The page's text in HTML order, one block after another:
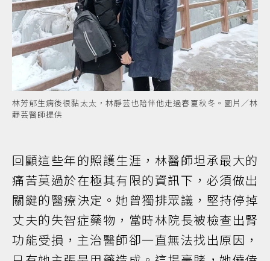
林芳郁生病後很黏太太，林靜芸也陪伴他走過春夏秋冬。圖片／林
靜芸醫師提供
回顧這些年的照護生涯，林醫師坦承最大的
痛苦莫過於在極其有限的資訊下，必須做出
關鍵的醫療決定。她曾獨排眾議，堅持停掉
丈夫的失智症藥物，當時林院長被檢查出腎
功能受損，主治醫師卻一直無法找出原因，